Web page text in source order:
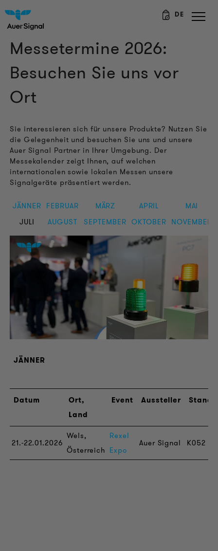
DE
Messetermine 2026:
Besuchen Sie uns vor
Ort
Sie interessieren sich für unsere Produkte? Nutzen Sie
die Gelegenheit und besuchen Sie uns und unsere
Auer Signal Partner in Ihrer Umgebung. Der
Messekalender zeigt Ihnen, auf welchen
internationalen sowie lokalen Messen unsere
Signalgeräte präsentiert werden.
JÄNNER FEBRUAR MÄRZ APRIL
MAI
JULI
AUGUST SEPTEMBER OKTOBER NOVEMBER
JÄNNER
Datum
Ort,
Land
Event Aussteller Stand
21.-22.01.2026
Wels,
Österreich
Rexel
Expo
Auer Signal K052